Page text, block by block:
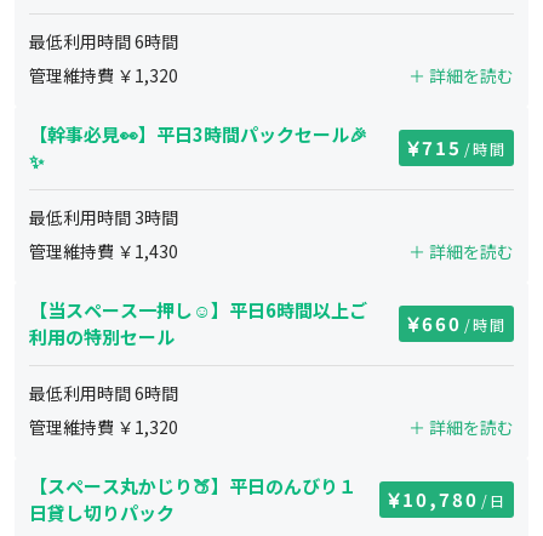
最低利用時間6時間
管理維持費 ￥ 1,320 ＋ 詳細を読む
【幹事必見👀】平日3時間パックセール🎉
✨
715 /時間
最低利用時間 3時間
管理維持費 ￥ 1,430 ＋ 詳細を読む
【当スペース一押し☺︎】平日6時間以上ご
利用の特別セール
660 /時間
最低利用時間6時間
管理維持費 ￥ 1,320 ＋ 詳細を読む
【スペース丸かじり🍑】平日のんびり１
日貸し切りパック
10,780 /日